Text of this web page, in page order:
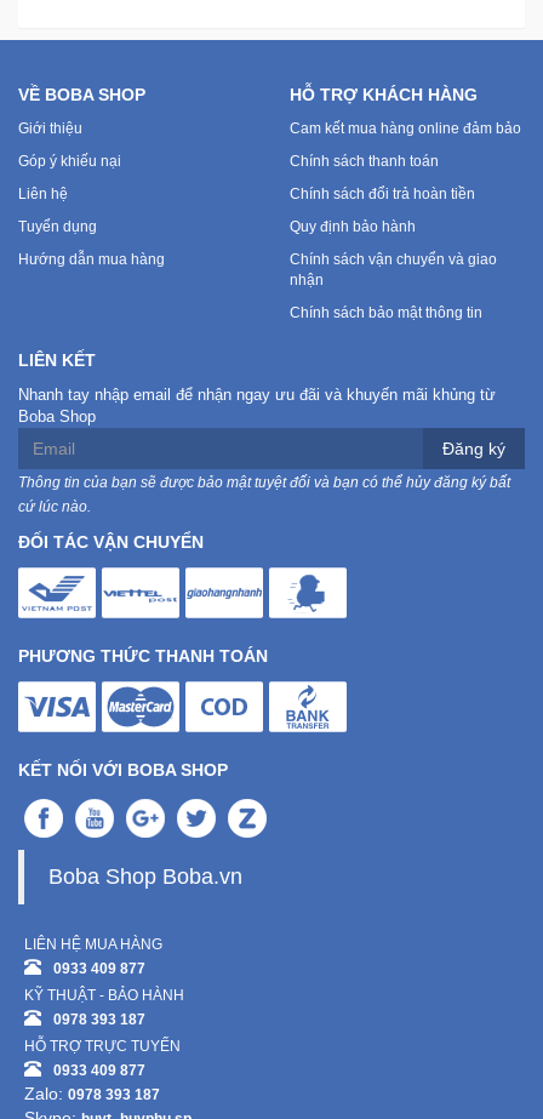
VỀ BOBA SHOP
Giới thiệu
Góp ý khiếu nại
Liên hệ
Tuyển dụng
Hướng dẫn mua hàng
HỖ TRỢ KHÁCH HÀNG
Cam kết mua hàng online đảm bảo
Chính sách thanh toán
Chính sách đổi trả hoàn tiền
Quy định bảo hành
Chính sách vận chuyển và giao
nhận
Chính sách bảo mật thông tin
LIÊN KẾT
Nhanh tay nhập email để nhận ngay ưu đãi và khuyến mãi khủng từ
Boba Shop
Đăng ký
Thông tin của bạn sẽ được bảo mật tuyệt đối và bạn có thể hủy đăng ký bất
cứ lúc nào.
ĐỐI TÁC VẬN CHUYỂN
PHƯƠNG THỨC THANH TOÁN
KẾT NỐI VỚI BOBA SHOP
Boba Shop Boba.vn
LIÊN HỆ MUA HÀNG
0933 409 877
KỸ THUẬT - BẢO HÀNH
0978 393 187
HỖ TRỢ TRỰC TUYẾN
0933 409 877
Zalo: 0978 393 187